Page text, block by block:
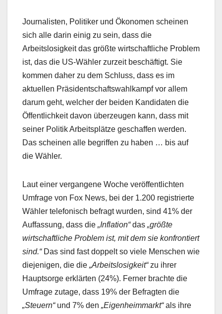
Journalisten, Politiker und Ökonomen scheinen
sich alle darin einig zu sein, dass die
Arbeitslosigkeit das größte wirtschaftliche Problem
ist, das die US-Wähler zurzeit beschäftigt. Sie
kommen daher zu dem Schluss, dass es im
aktuellen Präsidentschaftswahlkampf vor allem
darum geht, welcher der beiden Kandidaten die
Öffentlichkeit davon überzeugen kann, dass mit
seiner Politik Arbeitsplätze geschaffen werden.
Das scheinen alle begriffen zu haben … bis auf
die Wähler.
Laut einer vergangene Woche veröffentlichten
Umfrage von Fox News, bei der 1.200 registrierte
Wähler telefonisch befragt wurden, sind 41% der
Auffassung, dass die „Inflation“das „größte
wirtschaftliche Problem ist, mit dem sie konfrontiert
sind.“Das sind fast doppelt so viele Menschen wie
diejenigen, die die „Arbeitslosigkeit“zu ihrer
Hauptsorge erklärten (24%). Ferner brachte die
Umfrage zutage, dass 19% der Befragten die
„Steuern“und 7% den „Eigenheimmarkt“als ihre